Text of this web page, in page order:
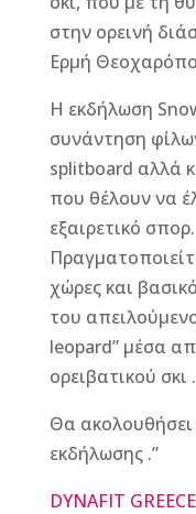
k r
στην ορεινή
Ερμή
Η εκδήλωση
συνάντηση
splitboard αλλά
που θέλουν να
εξαιρετικό σπορ.
χώρες και
του
leopard” μέσα
ορειβατικού σκι .
Θα
εκδήλωσης .”
DYNAFIT GREECE